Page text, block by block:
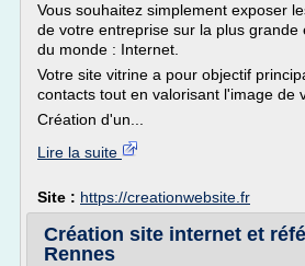
Vous souhaitez simplement exposer
de votre entreprise sur la plus grande
du monde : Internet.
Votre site vitrine a pour objectif
contacts tout en valorisant l'image de
Création d'un...
Lire la suite
Site : https://creationwebsite.fr
Création site internet et
Rennes